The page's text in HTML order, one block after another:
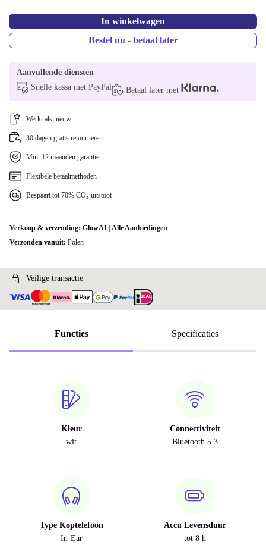
In winkelwagen
Bestel nu - betaal later
Aanvullende diensten
Snelle kassa met PayPal
Betaal later met
Werkt als nieuw
30 dagen gratis retourneren
Min. 12 maanden garantie
Flexibele betaalmethoden
Bespaart tot 70% CO₂-uitstoot
Verkoop & verzending: GlowAI Alle Aanbiedingen
Verzonden vanuit: Polen
Veilige transactie
Functies Specificaties
Kleur
wit
Connectiviteit
Bluetooth 5.3
Type Koptelefoon
In-Ear
Accu Levensduur
tot 8 h